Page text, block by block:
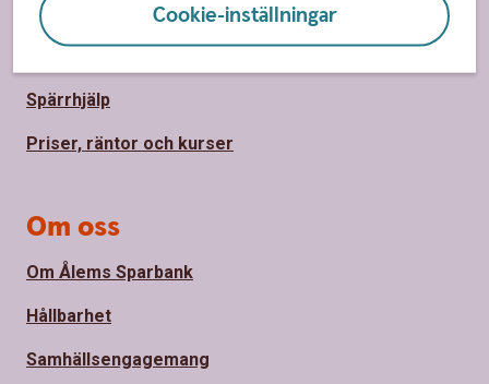
Cookie-inställningar
Kontakta oss
Spärrhjälp
Priser, räntor och kurser
Om oss
Om Ålems Sparbank
Hållbarhet
Samhällsengagemang